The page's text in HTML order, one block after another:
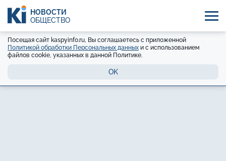
НОВОСТИ
ОБЩЕСТВО
Посещая сайт kaspyinfo.ru, Вы соглашаетесь с приложенной
Политикой обработки Персональных данных и с использованием
файлов cookie, указанных в данной Политике.
OK